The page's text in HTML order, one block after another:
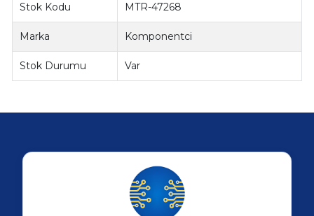
Stok Kodu MTR-47268
Marka Komponentci
Stok Durumu Var